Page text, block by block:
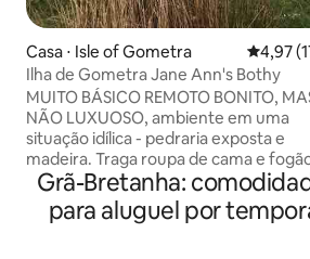
Casa ⋅ Isle of Gometra 4,97 de
4,97
Ilha de Gometra Jane Ann's Bothy
MUITO BÁSICO REMOTO BONITO,
NÃO LUXUOSO, ambiente em uma
situação idílica - pedraria exposta e
madeira. Traga roupa de cama e fogão
próprios. Panelas básicas, louças,
talheres, etc., fornecidos. Banheiro
compartilhado ao ar livre, banheira
Grã-Bretanha:
para aluguel por